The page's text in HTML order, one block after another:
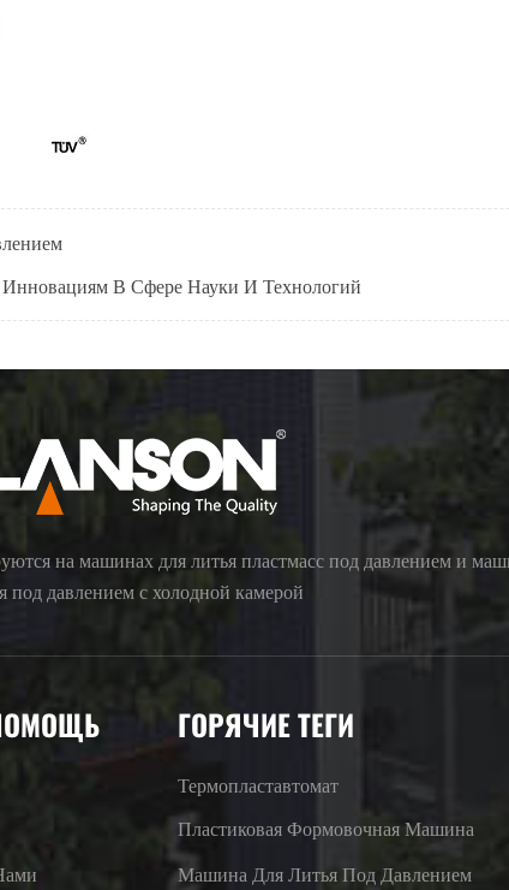
В Сфере Науки И Технологий
на машинах для литья пластмасс под давлением и
под давлением с холодной камерой
ГОРЯЧИЕ ТЕГИ
Термопластавтомат
Пластиковая Формовочная Машина
Машина Для Литья Под Давлением